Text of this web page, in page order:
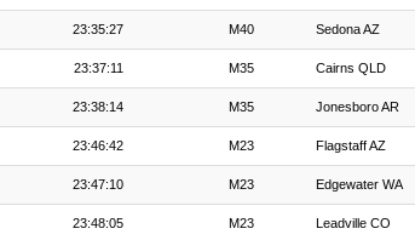
23:35:27 M40 Sedona AZ
23:37:11 M35 Cairns QLD
23:38:14 M35 Jonesboro AR
23:46:42 M23 Flagstaff AZ
23:47:10 M23 Edgewater WA
23:48:05 M23 Leadville CO